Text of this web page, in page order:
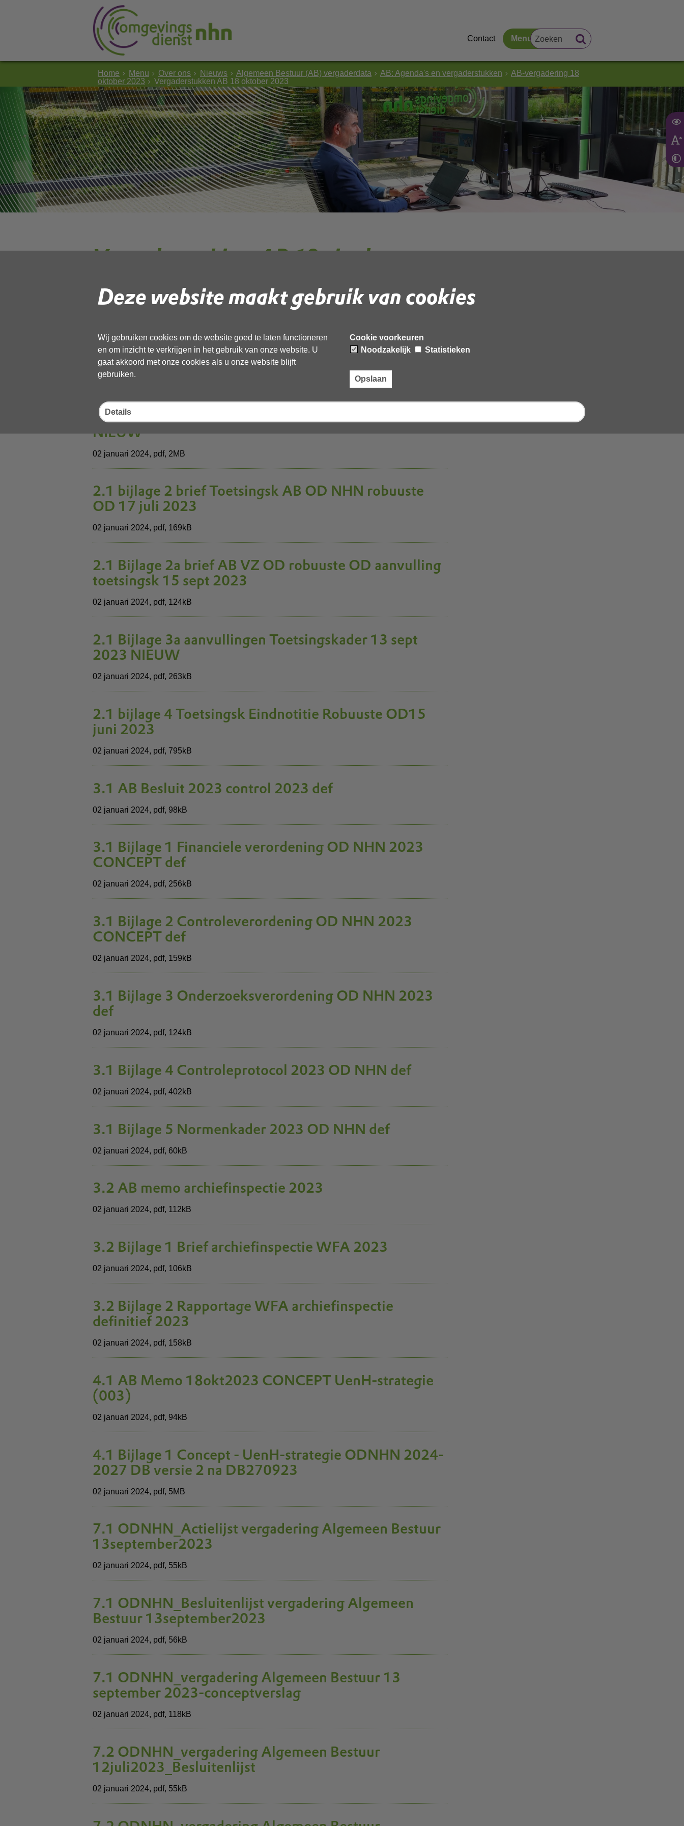
Deze website maakt gebruik van cookies
Wij gebruiken cookies om de website goed te laten functioneren
en om inzicht te verkrijgen in het gebruik van onze website. U
gaat akkoord met onze cookies als u onze website blijft
gebruiken.
Cookie voorkeuren
Noodzakelijk
Statistieken
Opslaan
Details
Contact Menu
Home Menu Over ons Nieuws Algemeen Bestuur (AB) vergaderdata AB: Agenda's en vergaderstukken
AB-vergadering 18
oktober 2023
Vergaderstukken AB 18 oktober 2023
Vergaderstukken AB 18 oktober
2023
2.1 AB Memo Beantwoording Robuustheidscriteria OD
NHN
02 januari 2024,
2.1 bijlage 1a OD NHN - Toetsingskader 2023 210923
NIEUW
02 januari 2024, pdf, 2MB
2.1 bijlage 2 brief Toetsingsk AB OD NHN robuuste
OD 17 juli 2023
02 januari 2024, pdf, 169kB
2.1 Bijlage 2a brief AB VZ OD robuuste OD aanvulling
toetsingsk 15 sept 2023
02 januari 2024, pdf, 124kB
2.1 Bijlage 3a aanvullingen Toetsingskader 13 sept
2023 NIEUW
02 januari 2024, pdf, 263kB
2.1 bijlage 4 Toetsingsk Eindnotitie Robuuste OD15
juni 2023
02 januari 2024, pdf, 795kB
3.1 AB Besluit 2023 control 2023 def
02 januari 2024, pdf, 98kB
3.1 Bijlage 1 Financiele verordening OD NHN 2023
CONCEPT def
02 januari 2024, pdf, 256kB
3.1 Bijlage 2 Controleverordening OD NHN 2023
CONCEPT def
02 januari 2024, pdf, 159kB
3.1 Bijlage 3 Onderzoeksverordening OD NHN 2023
def
02 januari 2024, pdf, 124kB
3.1 Bijlage 4 Controleprotocol 2023 OD NHN def
02 januari 2024, pdf, 402kB
3.1 Bijlage 5 Normenkader 2023 OD NHN def
02 januari 2024, pdf, 60kB
3.2 AB memo archiefinspectie 2023
02 januari 2024, pdf, 112kB
3.2 Bijlage 1 Brief archiefinspectie WFA 2023
02 januari 2024, pdf, 106kB
3.2 Bijlage 2 Rapportage WFA archiefinspectie
definitief 2023
02 januari 2024, pdf, 158kB
4.1 AB Memo 18okt2023 CONCEPT UenH-strategie
(003)
02 januari 2024, pdf, 94kB
4.1 Bijlage 1 Concept - UenH-strategie ODNHN 2024-
2027 DB versie 2 na DB270923
02 januari 2024, pdf, 5MB
7.1 ODNHN_Actielijst vergadering Algemeen Bestuur
13september2023
02 januari 2024, pdf, 55kB
7.1 ODNHN_Besluitenlijst vergadering Algemeen
Bestuur 13september2023
02 januari 2024, pdf, 56kB
7.1 ODNHN_vergadering Algemeen Bestuur 13
september 2023-conceptverslag
02 januari 2024, pdf, 118kB
7.2 ODNHN_vergadering Algemeen Bestuur
12juli2023_Besluitenlijst
02 januari 2024, pdf, 55kB